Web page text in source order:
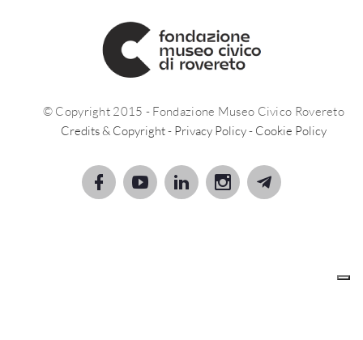
© Copyright 2015 - Fondazione Museo Civico Rovereto
Credits & Copyright- Privacy Policy- Cookie Policy